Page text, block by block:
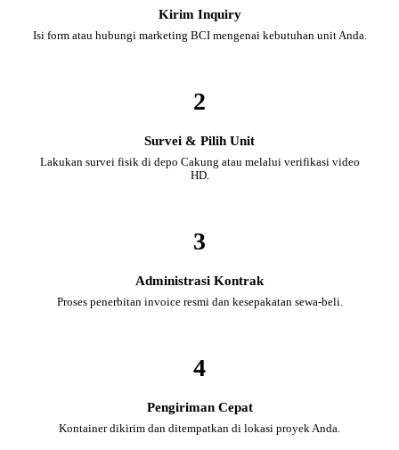
Kirim Inquiry
Isi form atau hubungi marketing BCI mengenai kebutuhan unit Anda.
2
Survei & Pilih Unit
Lakukan survei fisik di depo Cakung atau melalui verifikasi video
HD.
3
Administrasi Kontrak
Proses penerbitan invoice resmi dan kesepakatan sewa-beli.
4
Pengiriman Cepat
Kontainer dikirim dan ditempatkan di lokasi proyek Anda.